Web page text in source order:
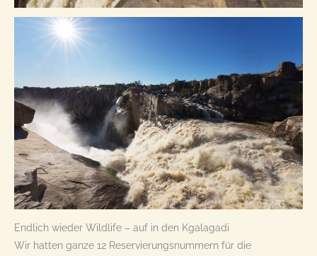
Endlich wieder Wildlife – auf in den Kgalagadi
Wir hatten ganze 12 Reservierungsnummern für die